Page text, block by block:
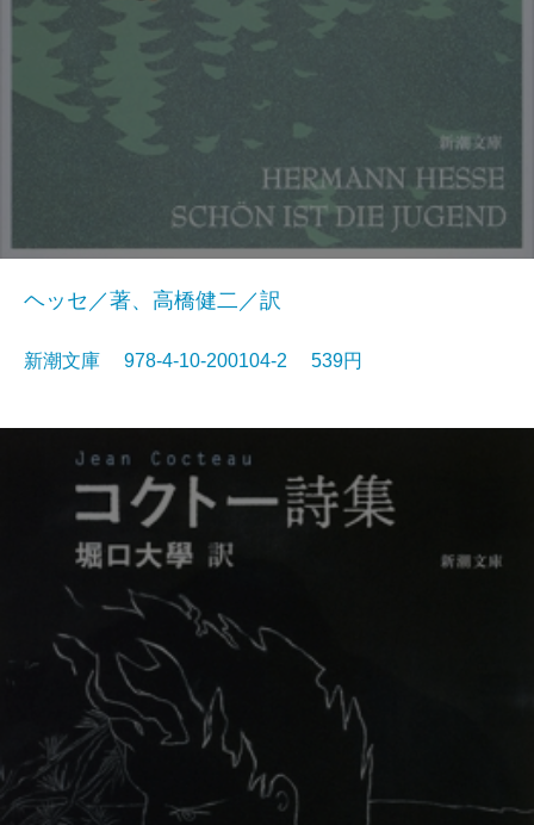
ヘッセ／著、高橋健二／訳
新潮文庫 978-4-10-200104-2 539円